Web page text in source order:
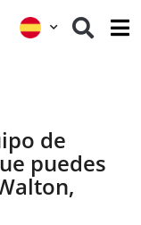
de
puedes